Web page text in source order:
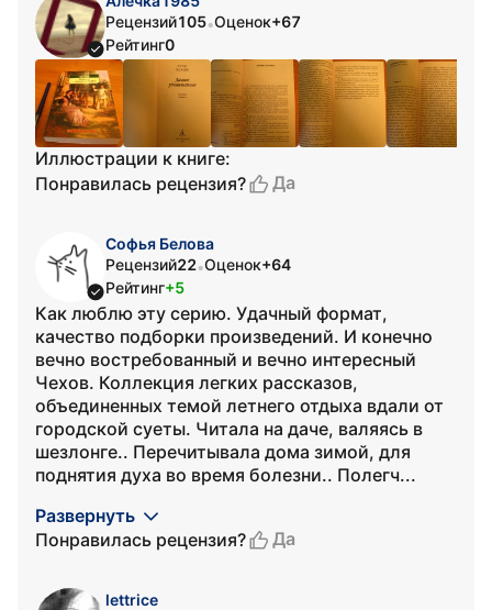
Рецензий105•Оценок+67
Рейтинг0
Иллюстрации к книге:
Понравилась рецензия?
Да
Софья Белова
Рецензий22•Оценок+64
Рейтинг+5
Как люблю эту серию. Удачный формат,
качество подборки произведений. И конечно
вечно востребованный и вечно интересный
Чехов. Коллекция легких рассказов,
объединенных темой летнего отдыха вдали от
городской суеты. Читала на даче, валяясь в
шезлонге.. Перечитывала дома зимой, для
поднятия духа во время болезни.. Полегч...
Развернуть
Понравилась рецензия?
Да
lettrice